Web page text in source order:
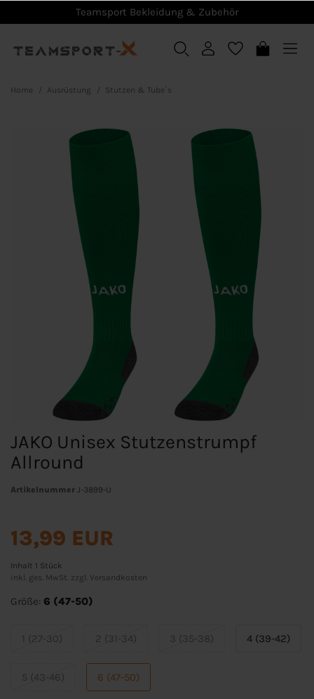
Teamsport Bekleidung & Zubehör
Home Ausrüstung Stutzen & Tube´s
JAKO Unisex Stutzenstrumpf
Allround
Artikelnummer J-3899-U
13,99 EUR
Inhalt 1 Stück
inkl. ges. MwSt. zzgl. Versandkosten
Größe: 6 (47-50)
1 (27-30) 2 (31-34) 3 (35-38) 4 (39-42)
5 (43-46) 6 (47-50)